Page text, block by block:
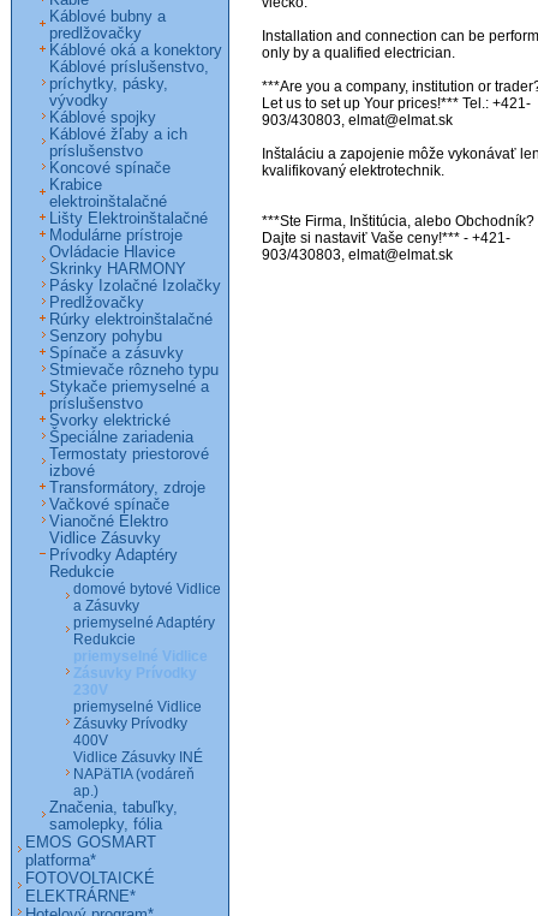
Installation and connection can be
only by a qualified electrician.
***Are you a company, institution or
Let us to set up Your prices!*** Tel.: +421-
903/430803, elmat@elmat.sk
Inštaláciu a zapojenie môže vykonávať
kvalifikovaný elektrotechnik.
***Ste Firma, Inštitúcia, alebo Obchodník?
Dajte si nastaviť Vaše ceny!*** - +421-
903/430803, elmat@elmat.sk
Káblové bubny a
predlžovačky
Káblové oká a konektory
Káblové príslušenstvo,
príchytky, pásky,
vývodky
Káblové spojky
Káblové žľaby a ich
príslušenstvo
Koncové spínače
Krabice
elektroinštalačné
Lišty Elektroinštalačné
Modulárne prístroje
Ovládacie Hlavice
Skrinky HARMONY
Pásky Izolačné Izolačky
Predlžovačky
Rúrky elektroinštalačné
Senzory pohybu
Spínače a zásuvky
Stmievače rôzneho typu
Stykače priemyselné a
príslušenstvo
Svorky elektrické
Špeciálne zariadenia
Termostaty priestorové
izbové
Transformátory, zdroje
Vačkové spínače
Vianočné Elektro
Vidlice Zásuvky
Prívodky Adaptéry
Redukcie
domové bytové Vidlice
a Zásuvky
priemyselné Adaptéry
Redukcie
priemyselné Vidlice
Zásuvky Prívodky
230V
priemyselné Vidlice
Zásuvky Prívodky
400V
Vidlice Zásuvky INÉ
NAPäTIA (vodáreň
ap.)
Značenia, tabuľky,
samolepky, fólia
EMOS GOSMART
platforma*
FOTOVOLTAICKÉ
ELEKTRÁRNE*